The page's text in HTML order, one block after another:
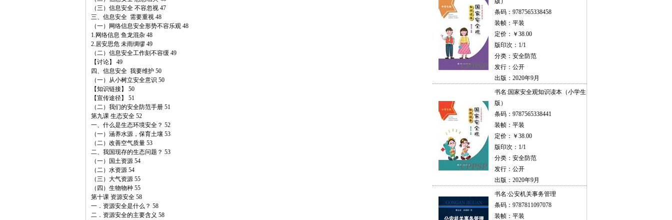
（三）信息安全 不容忽视 47
三、信息安全 需要重视 48
（一）网络信息安全形势不容乐观 48
1.网络信息 鱼龙混杂 48
2.居安思危 未雨绸缪 49
（二）信息安全工作刻不容缓 49
【讨论】 49
四、信息安全 我要维护 50
（一）从小树立安全意识 50
【知识链接】 50
【宣传途径】 51
（二）我们的安全防范手册 51
第九课 生态安全 52
一、什么是生态环境安全？ 52
（一）涵养水源，保育土壤 53
（二）改善空气质量 53
二、我国现存的生态问题？ 53
（一）国土资源 54
（二）水资源 54
（三）大气资源 55
（四）生物物种 55
第十课 资源安全 58
一．资源安全是什么？ 58
二．资源安全的主要含义 58
条码：9787565338458
装帧：平装
定价：￥38.00
版印次：1/1
分类：安全防范
发行：公开
出版：2020年9月
书名:国家安全观知识读本（小学生
版）
条码：9787565338441
装帧：平装
定价：￥38.00
版印次：1/1
分类：安全防范
发行：公开
出版：2020年9月
书名:公安机关事务管理
条码：9787811097078
装帧：平装